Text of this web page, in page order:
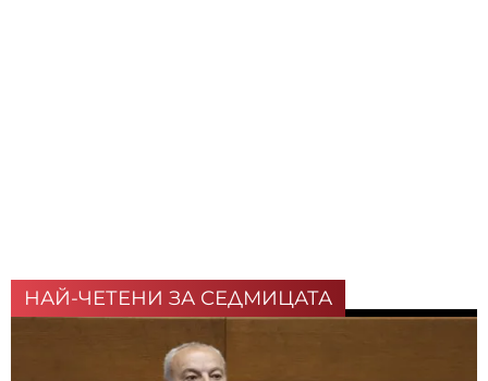
НАЙ-ЧЕТЕНИ ЗА СЕДМИЦАТА